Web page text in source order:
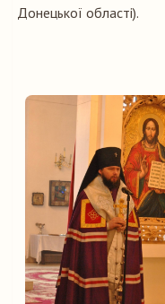
Донецької області).